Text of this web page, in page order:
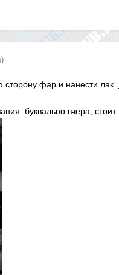
фар и нанести лак
буквально вчера, стоит